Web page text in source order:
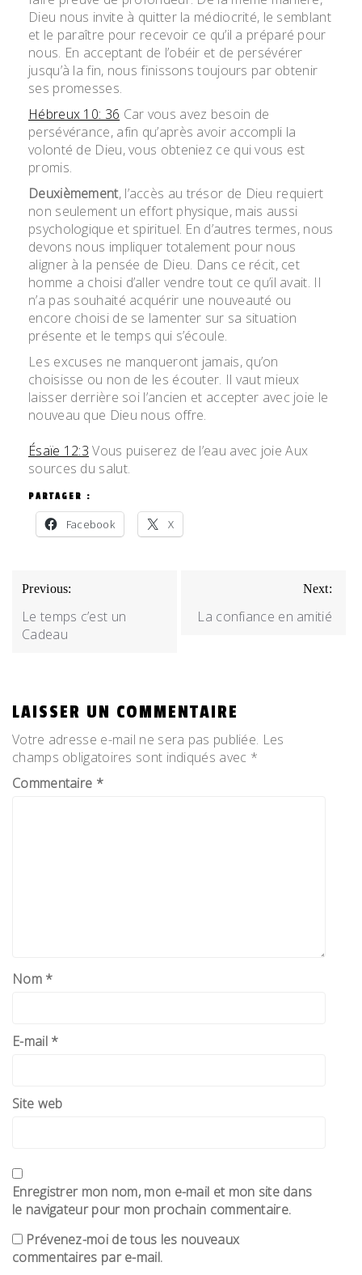
Dieu nous invite à quitter la médiocrité, le semblant
et le paraître pour recevoir ce qu’il a préparé pour
nous. En acceptant de l’obéir et de persévérer
jusqu’à la fin, nous finissons toujours par obtenir
ses promesses.
Hébreux 10: 36 Car vous avez besoin de
persévérance, afin qu’après avoir accompli la
volonté de Dieu, vous obteniez ce qui vous est
promis.
Deuxièmement, l’accès au trésor de Dieu requiert
non seulement un effort physique, mais aussi
psychologique et spirituel. En d’autres termes, nous
devons nous impliquer totalement pour nous
aligner à la pensée de Dieu. Dans ce récit, cet
homme a choisi d’aller vendre tout ce qu’il avait. Il
n’a pas souhaité acquérir une nouveauté ou
encore choisi de se lamenter sur sa situation
présente et le temps qui s’écoule.
Les excuses ne manqueront jamais, qu’on
choisisse ou non de les écouter. Il vaut mieux
laisser derrière soi l’ancien et accepter avec joie le
nouveau que Dieu nous offre.
Ésaïe 12:3 Vous puiserez de l’eau avec joie Aux
sources du salut.
PARTAGER :
Facebook X
NAVIGATION
DE
L’ARTICLE
Previous:
Le temps c’est un
Cadeau
Next:
La confiance en amitié
LAISSER UN COMMENTAIRE
Votre adresse e-mail ne sera pas publiée. Les
champs obligatoires sont indiqués avec *
Commentaire *
Nom *
E-mail *
Site web
Enregistrer mon nom, mon e-mail et mon site dans
le navigateur pour mon prochain commentaire.
Prévenez-moi de tous les nouveaux
commentaires par e-mail.